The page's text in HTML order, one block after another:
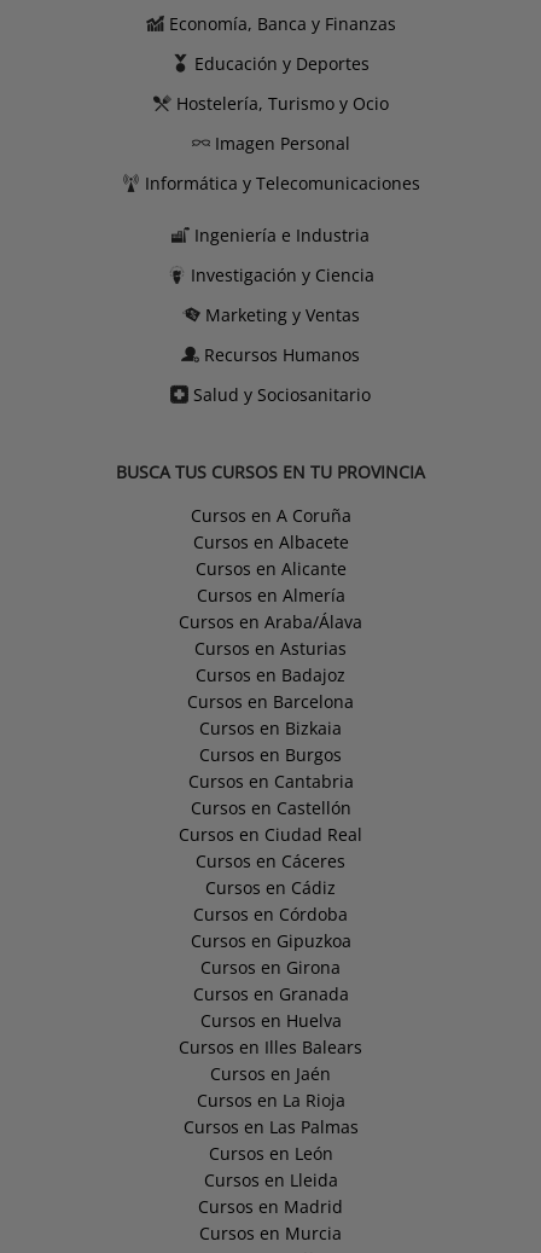
Economía, Banca y Finanzas
Educación y Deportes
Hostelería, Turismo y Ocio
Imagen Personal
Informática y Telecomunicaciones
Ingeniería e Industria
Investigación y Ciencia
Marketing y Ventas
Recursos Humanos
Salud y Sociosanitario
BUSCA TUS CURSOS EN TU PROVINCIA
Cursos en A Coruña
Cursos en Albacete
Cursos en Alicante
Cursos en Almería
Cursos en Araba/Álava
Cursos en Asturias
Cursos en Badajoz
Cursos en Barcelona
Cursos en Bizkaia
Cursos en Burgos
Cursos en Cantabria
Cursos en Castellón
Cursos en Ciudad Real
Cursos en Cáceres
Cursos en Cádiz
Cursos en Córdoba
Cursos en Gipuzkoa
Cursos en Girona
Cursos en Granada
Cursos en Huelva
Cursos en Illes Balears
Cursos en Jaén
Cursos en La Rioja
Cursos en Las Palmas
Cursos en León
Cursos en Lleida
Cursos en Madrid
Cursos en Murcia